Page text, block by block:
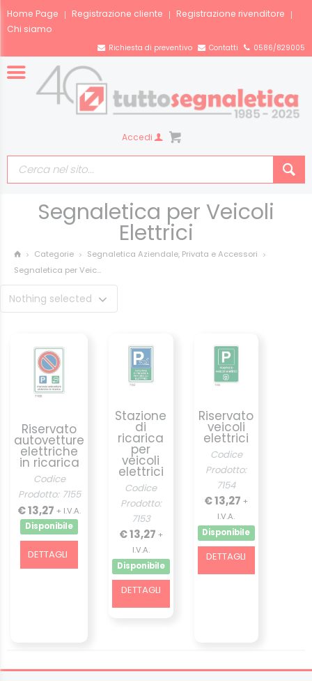
Home Page Registrazione cliente
Registrazione rivenditore
Chi siamo
Richiesta di preventivo Contatti 0586/829005
Accedi
Segnaletica per Veicoli
Elettrici
Categorie
Segnaletica Aziendale, Privata e Accessori
Segnaletica per Veic...
Nothing selected
Riservato
autovetture
elettriche
in ricarica
Codice
Prodotto: 7155
€ 13,27 + I.V.A.
Disponibile
DETTAGLI
Stazione
di
ricarica
per
veicoli
elettrici
Codice
Prodotto:
7153
€ 13,27 +
I.V.A.
Disponibile
DETTAGLI
Riservato
veicoli
elettrici
Codice
Prodotto:
7154
€ 13,27+
I.V.A.
Disponibile
DETTAGLI